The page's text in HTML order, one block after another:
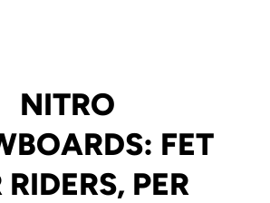
NITRO
FET
RIDERS, PER